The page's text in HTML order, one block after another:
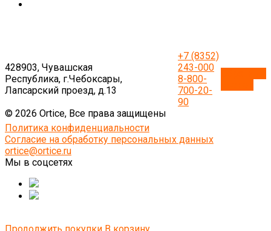
428903, Чувашская
Республика, г.Чебоксары,
Лапсарский проезд, д.13
+7 (8352)
243-000
8-800-
700-20-
90
© 2026 Ortice, Все права защищены
Политика конфиденциальности
Согласие на обработку персональных данных
ortice@ortice.ru
Мы в соцсетях